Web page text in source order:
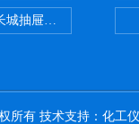
城抽屉开关柜触头夹紧
所有 技术支持： 化工